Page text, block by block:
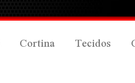
Cortina Tecidos